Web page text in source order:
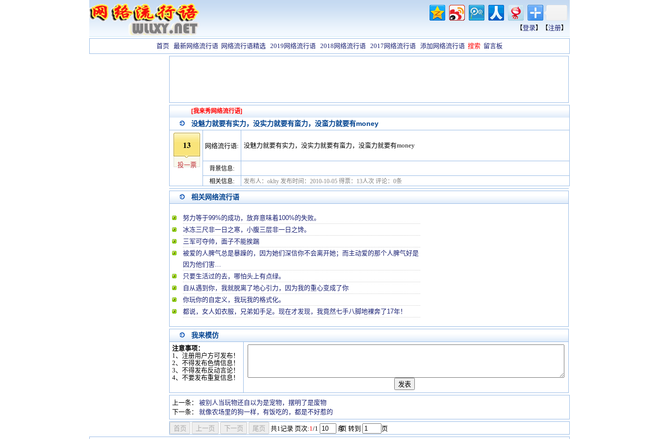
【登录】【注册】
首页 最新网络流行语 网络流行语精选 2019网络流行语 2018网络流行语 2017网络流行语 添加网络流行语 搜索 留言板
[我来秀网络流行语]
没魅力就要有实力，没实力就要有蛮力，没蛮力就要有money
13
投一票
网络流行语: 没魅力就要有实力，没实力就要有蛮力，没蛮力就要有money
背景信息:
相关信息:
发布人：oklty 发布时间：2010-10-05 得票：13人次 评论：0条
相关网络流行语
努力等于99%的成功，放弃意味着100%的失败。
冰冻三尺非一日之寒，小腹三层非一日之馋。
三军可夺帅，面子不能挨踹
被爱的人脾气总是暴躁的，因为她们深信你不会离开她；而主动爱的那个人脾气好是
因为他们害…
只要生活过的去，哪怕头上有点绿。
自从遇到你，我就脱离了地心引力，因为我的重心变成了你
你玩你的自定义，我玩我的格式化。
都说，女人如衣服，兄弟如手足。现在才发现，我竟然七手八脚地裸奔了17年！
我来模仿
注意事项：
1、注册用户方可发布！
2、不得发布色情信息！
3、不得发布反动言论！
4、不要发布重复信息！
上一条：
被别人当玩物还自以为是宠物，摆明了是废物
下一条：
就像农场里的狗一样，有饭吃的，都是不好惹的
共1记录 页次:1/1 条
/页 转到 页